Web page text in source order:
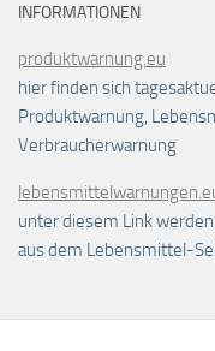
INFORMATIONEN
produktwarnung.eu
hier finden sich
Produktwarnung,
Verbraucherwarnung
unter diesem Link
aus dem Lebensmittel-